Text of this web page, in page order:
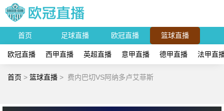
首页 足球直播 欧冠直播 篮球直播
欧冠直播 西甲直播 英超直播 意甲直播 德甲直播 法甲直
首页 > 篮球直播 > 费内巴切VS阿纳多卢艾菲斯